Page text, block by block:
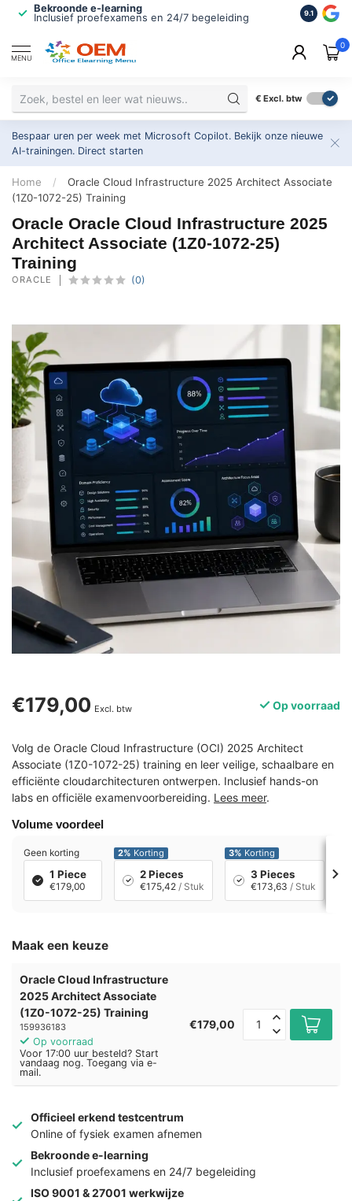
Bekroonde e-learning
Inclusief proefexamens en 24/7 begeleiding
ISO
2.500+
9.1
MENU
0
€ Excl. btw
Bespaar uren per week met Microsoft Copilot. Bekijk onze nieuwe
AI-trainingen. Direct starten
Home /
Oracle Cloud Infrastructure 2025 Architect Associate
(1Z0-1072-25) Training
Oracle Oracle Cloud Infrastructure 2025
Architect Associate (1Z0-1072-25)
Training
ORACLE (0)
€179,00 Excl. btw Op voorraad
Volg de Oracle Cloud Infrastructure (OCI) 2025 Architect
Associate (1Z0-1072-25) training en leer veilige, schaalbare en
efficiënte cloudarchitecturen ontwerpen. Inclusief hands-on
labs en officiële examenvoorbereiding. Lees meer.
Volume voordeel
Geen korting
1 Piece
€179,00
2% Korting
2 Pieces
€175,42 / Stuk
3% Korting
3 Pieces
€173,63 / Stuk
Maak een keuze
Oracle Cloud Infrastructure
2025 Architect Associate
(1Z0-1072-25) Training
159936183
Op voorraad
Voor 17:00 uur besteld? Start
vandaag nog. Toegang via e-
mail.
€179,00
Officieel erkend testcentrum
Online of fysiek examen afnemen
Bekroonde e-learning
Inclusief proefexamens en 24/7 begeleiding
ISO 9001 & 27001 werkwijze